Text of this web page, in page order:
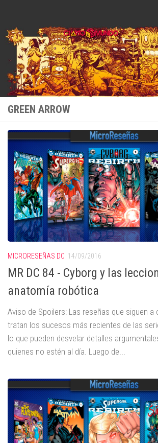
GREEN ARROW
MICRORESEÑAS DC 14/09/2016
MR DC 84 - Cyborg y las
anatomía robótica
Aviso de Spoilers: Las reseñas que siguen a
tratan los sucesos más recientes de las
lo que pueden desvelar detalles
quienes no estén al día. Luego de...